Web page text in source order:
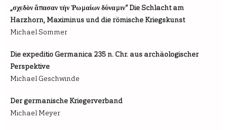
„σχεδὸν ἅπασαν τὴν Ῥωμαίων δύναμιν“ Die Schlacht am
Harzhorn, Maximinus und die römische Kriegskunst
Michael Sommer
Die expeditio Germanica 235 n. Chr. aus archäologischer
Perspektive
Michael Geschwinde
Der germanische Kriegerverband
Michael Meyer